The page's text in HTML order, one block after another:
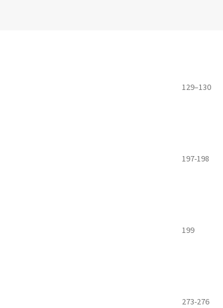
129–130
197-198
199
273-276